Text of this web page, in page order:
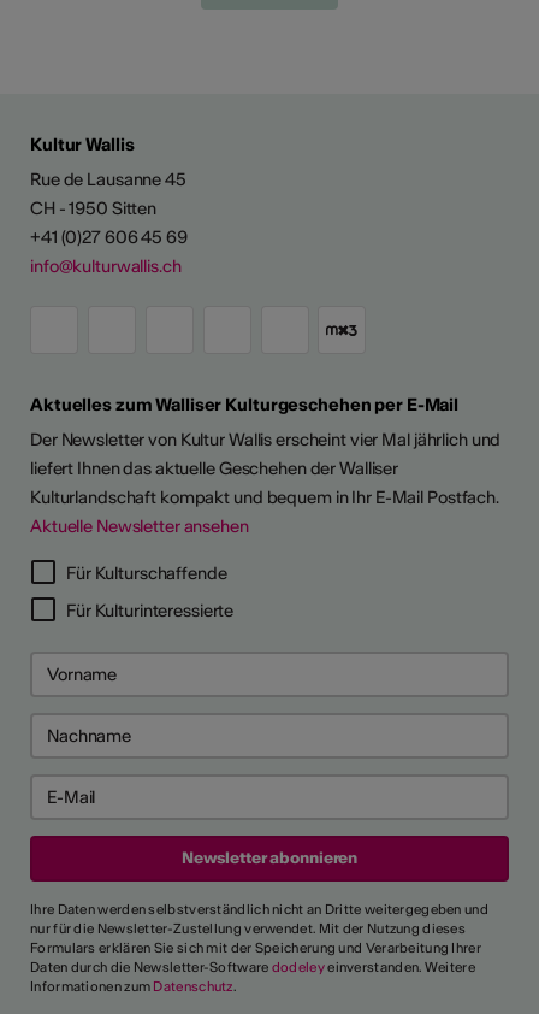
Kultur Wallis
Rue de Lausanne 45
CH - 1950 Sitten
+41 (0)27 606 45 69
info@kulturwallis.ch
Aktuelles zum Walliser Kulturgeschehen per E-Mail
Der Newsletter von Kultur Wallis erscheint vier Mal jährlich und
liefert Ihnen das aktuelle Geschehen der Walliser
Kulturlandschaft kompakt und bequem in Ihr E-Mail Postfach.
Aktuelle Newsletter ansehen
Für Kulturschaffende
Für Kulturinteressierte
Ihre Daten werden selbstverständlich nicht an Dritte weitergegeben und
nur für die Newsletter-Zustellung verwendet. Mit der Nutzung dieses
Formulars erklären Sie sich mit der Speicherung und Verarbeitung Ihrer
Daten durch die Newsletter-Software dodeleyeinverstanden. Weitere
Informationen zum Datenschutz.